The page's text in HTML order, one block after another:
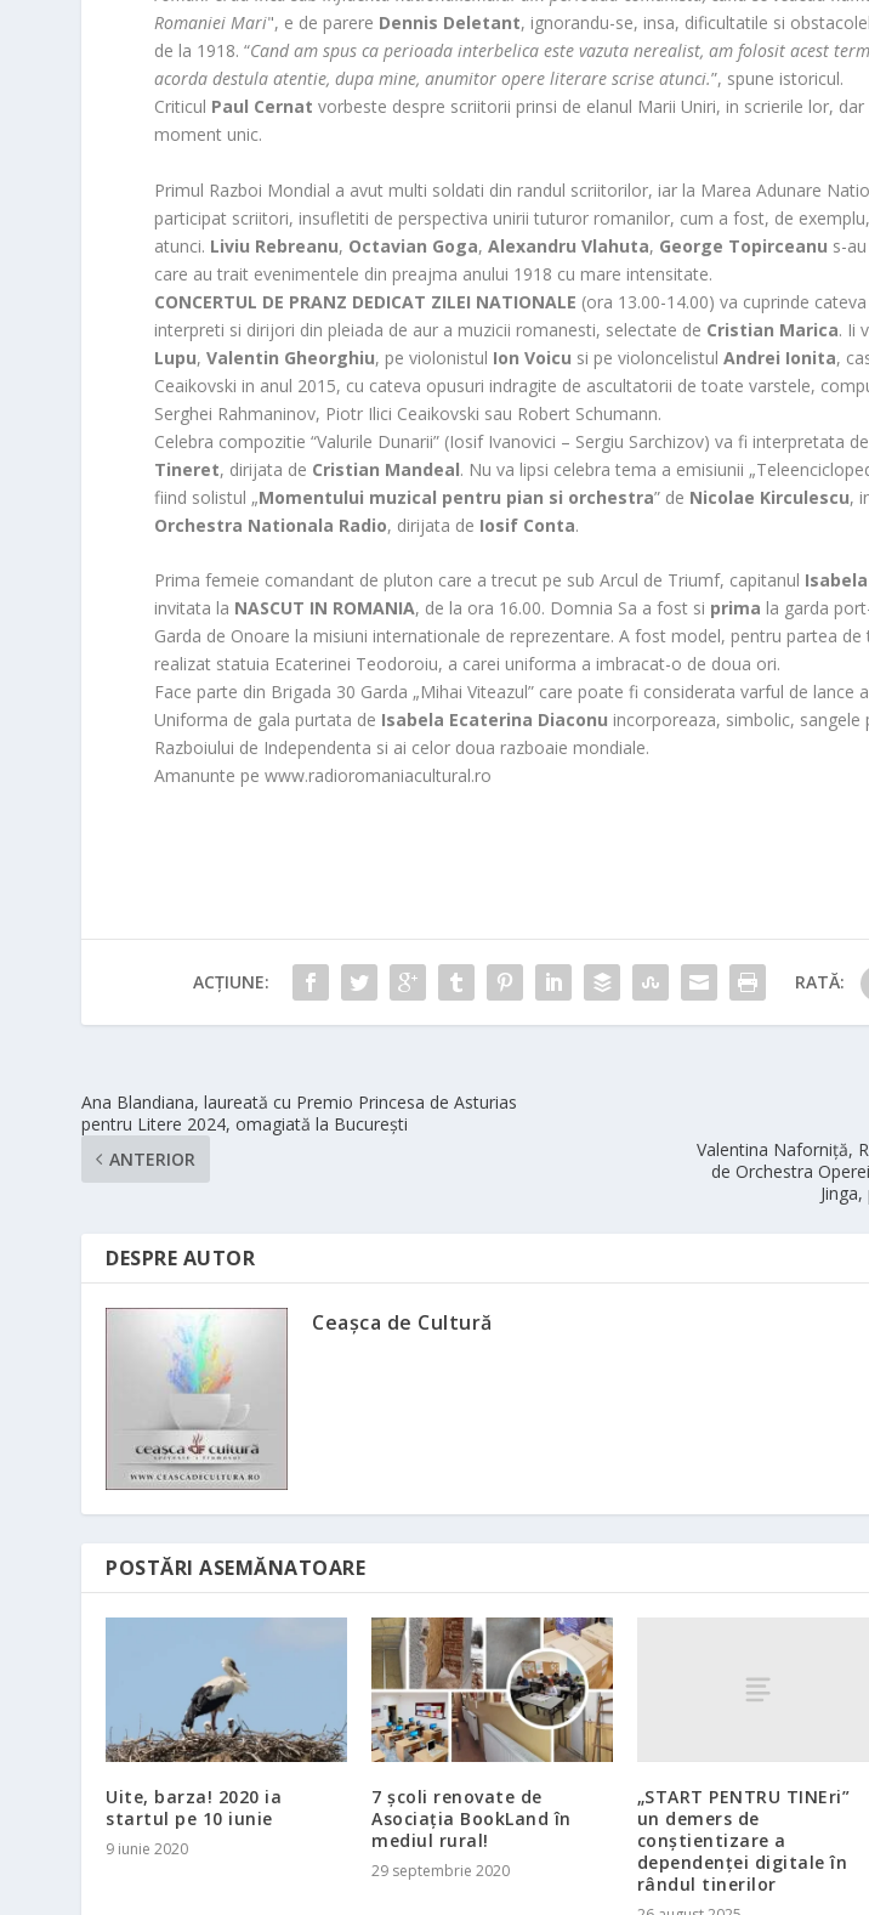
Romaniei Mari", e de parere Dennis Deletant, ignorandu-se, insa, dificultatile si
de la 1918. “Cand am spus ca perioada interbelica este vazuta nerealist, am folosit acest
acorda destula atentie, dupa mine, anumitor opere literare scrise atunci.”, spune istoricul.
Criticul Paul Cernat vorbeste despre scriitorii prinsi de elanul Marii Uniri, in scrierile lor,
moment unic.
Primul Razboi Mondial a avut multi soldati din randul scriitorilor, iar la Marea Adunare
participat scriitori, insufletiti de perspectiva unirii tuturor romanilor, cum a fost, de exemplu,
atunci. Liviu Rebreanu, Octavian Goga,Alexandru Vlahuta, George Topirceanu s-
care au trait evenimentele din preajma anului 1918 cu mare intensitate.
CONCERTUL DE PRANZ DEDICAT ZILEI NATIONALE (ora 13.00-14.00) va cuprinde
interpreti si dirijori din pleiada de aur a muzicii romanesti, selectate de Cristian Marica. Ii
Lupu, Valentin Gheorghiu, pe violonistul Ion Voicu si pe violoncelistulAndrei Ionita,
Ceaikovski in anul 2015, cu cateva opusuri indragite de ascultatorii de toate varstele,
Serghei Rahmaninov, Piotr Ilici Ceaikovski sau Robert Schumann.
Celebra compozitie “Valurile Dunarii” (Iosif Ivanovici – Sergiu Sarchizov) va fi interpretata de
Tineret, dirijata de Cristian Mandeal. Nu va lipsi celebra tema a emisiunii
fiind solistul „Momentului muzical pentru pian si orchestra” de Nicolae Kirculescu,
Orchestra Nationala Radio, dirijata de Iosif Conta.
Prima femeie comandant de pluton care a trecut pe sub Arcul de Triumf, capitanul
invitata la NASCUT IN ROMANIA, de la ora 16.00. Domnia Sa a fost si prima la garda
Garda de Onoare la misiuni internationale de reprezentare. A fost model, pentru partea
realizat statuia Ecaterinei Teodoroiu, a carei uniforma a imbracat-o de doua ori.
Face parte din Brigada 30 Garda „Mihai Viteazul” care poate fi considerata varful de lance
Uniforma de gala purtata de Isabela Ecaterina Diaconu incorporeaza, simbolic, sangele
Razboiului de Independenta si ai celor doua razboaie mondiale.
Amanunte pe www.radioromaniacultural.ro
ACȚIUNE: RATĂ:
Ana Blandiana, laureată cu Premio Princesa de Asturias
pentru Litere 2024, omagiată la București
ANTERIOR
Valentina Naforniţă,
de Orchestra
DESPRE AUTOR
Ceașca de Cultură
POSTĂRI ASEMĂNATOARE
Uite, barza! 2020 ia
startul pe 10 iunie
9 iunie 2020
7 școli renovate de
Asociația BookLand în
mediul rural!
29 septembrie 2020
„START PENTRU TINEri”
un demers de
conștientizare a
dependenței digitale în
rândul tinerilor